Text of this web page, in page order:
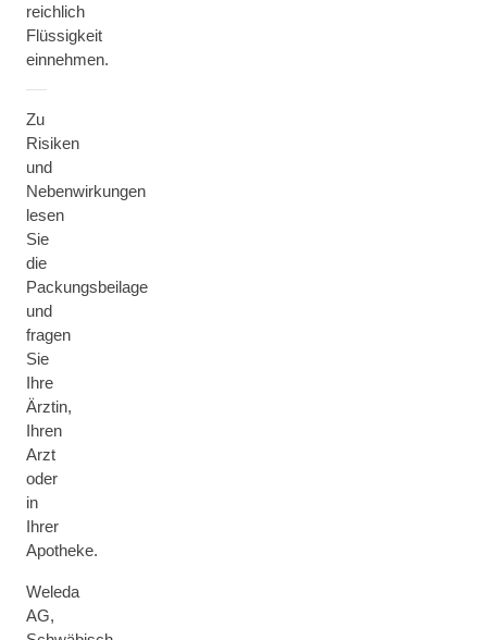
reichlich
Flüssigkeit
einnehmen.
Zu
Risiken
und
Nebenwirkungen
lesen
Sie
die
Packungsbeilage
und
fragen
Sie
Ihre
Ärztin,
Ihren
Arzt
oder
in
Ihrer
Apotheke.
Weleda
AG,